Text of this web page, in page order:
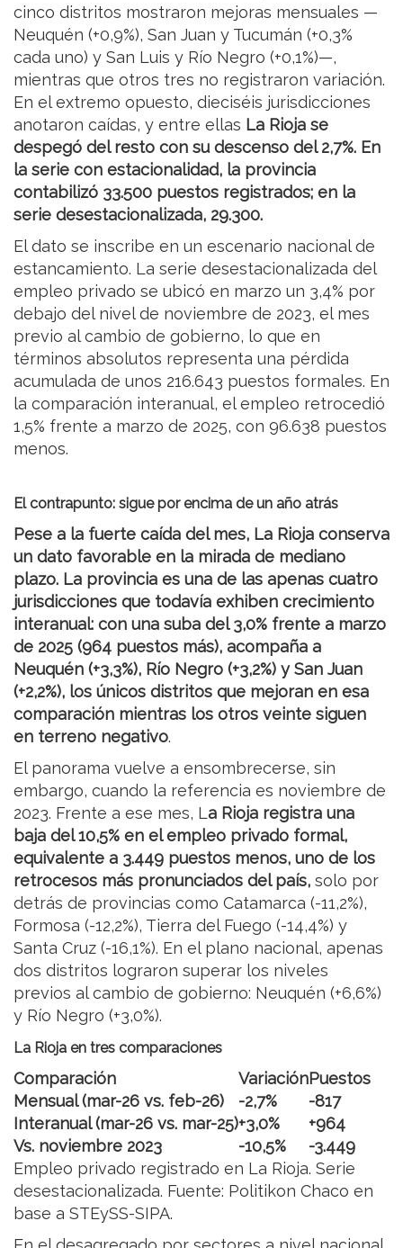
cinco distritos mostraron mejoras mensuales —
Neuquén (+0,9%), San Juan y Tucumán (+0,3%
cada uno) y San Luis y Río Negro (+0,1%)—,
mientras que otros tres no registraron variación.
En el extremo opuesto, dieciséis jurisdicciones
anotaron caídas, y entre ellas La Rioja se
despegó del resto con su descenso del 2,7%. En
la serie con estacionalidad, la provincia
contabilizó 33.500 puestos registrados; en la
serie desestacionalizada, 29.300.
El dato se inscribe en un escenario nacional de
estancamiento. La serie desestacionalizada del
empleo privado se ubicó en marzo un 3,4% por
debajo del nivel de noviembre de 2023, el mes
previo al cambio de gobierno, lo que en
términos absolutos representa una pérdida
acumulada de unos 216.643 puestos formales. En
la comparación interanual, el empleo retrocedió
1,5% frente a marzo de 2025, con 96.638 puestos
menos.
El contrapunto: sigue por encima de un año atrás
Pese a la fuerte caída del mes, La Rioja conserva
un dato favorable en la mirada de mediano
plazo. La provincia es una de las apenas cuatro
jurisdicciones que todavía exhiben crecimiento
interanual: con una suba del 3,0% frente a marzo
de 2025 (964 puestos más), acompaña a
Neuquén (+3,3%), Río Negro (+3,2%) y San Juan
(+2,2%), los únicos distritos que mejoran en esa
comparación mientras los otros veinte siguen
en terreno negativo.
El panorama vuelve a ensombrecerse, sin
embargo, cuando la referencia es noviembre de
2023. Frente a ese mes, La Rioja registra una
baja del 10,5% en el empleo privado formal,
equivalente a 3.449 puestos menos, uno de los
retrocesos más pronunciados del país, solo por
detrás de provincias como Catamarca (-11,2%),
Formosa (-12,2%), Tierra del Fuego (-14,4%) y
Santa Cruz (-16,1%). En el plano nacional, apenas
dos distritos lograron superar los niveles
previos al cambio de gobierno: Neuquén (+6,6%)
y Río Negro (+3,0%).
La Rioja en tres comparaciones
Comparación VariaciónPuestos
Mensual (mar-26 vs. feb-26)
-2,7%
-817
Interanual (mar-26 vs. mar-25)+3,0%
+964
Vs. noviembre 2023
-10,5%
-3.449
Empleo privado registrado en La Rioja. Serie
desestacionalizada. Fuente: Politikon Chaco en
base a STEySS-SIPA.